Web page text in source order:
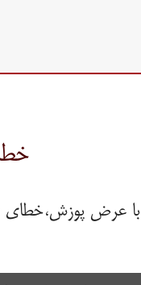
با عرض پوزش،خطای